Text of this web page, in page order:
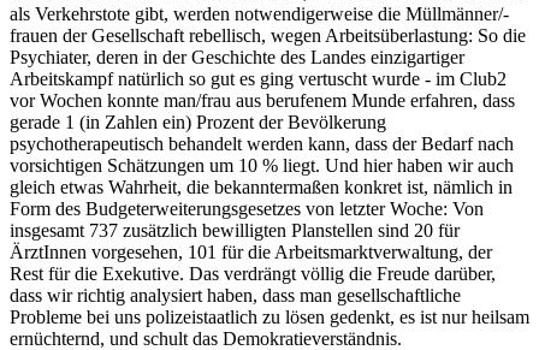
als Verkehrstote gibt, werden notwendigerweise die Müllmänner/-
frauen der Gesellschaft rebellisch, wegen Arbeitsüberlastung: So die
Psychiater, deren in der Geschichte des Landes einzigartiger
Arbeitskampf natürlich so gut es ging vertuscht wurde - im Club2
vor Wochen konnte man/frau aus berufenem Munde erfahren, dass
gerade 1 (in Zahlen ein) Prozent der Bevölkerung
psychotherapeutisch behandelt werden kann, dass der Bedarf nach
vorsichtigen Schätzungen um 10 % liegt. Und hier haben wir auch
gleich etwas Wahrheit, die bekanntermaßen konkret ist, nämlich in
Form des Budgeterweiterungsgesetzes von letzter Woche: Von
insgesamt 737 zusätzlich bewilligten Planstellen sind 20 für
ÄrztInnen vorgesehen, 101 für die Arbeitsmarktverwaltung, der
Rest für die Exekutive. Das verdrängt völlig die Freude darüber,
dass wir richtig analysiert haben, dass man gesellschaftliche
Probleme bei uns polizeistaatlich zu lösen gedenkt, es ist nur heilsam
ernüchternd, und schult das Demokratieverständnis.